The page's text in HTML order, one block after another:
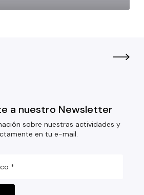
a nuestro Newsletter
sobre nuestras actividades y
en tu e-mail.